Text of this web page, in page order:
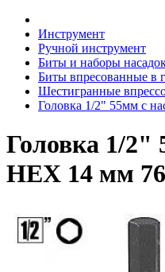
Инструмент
Pучнoй инcтpумeнт
Биты и нaбopы
Биты впpecoвaнныe в
Шecтигpaнныe
Головка 1/2" 55мм с
Головка 1/2"
HEX 14 мм